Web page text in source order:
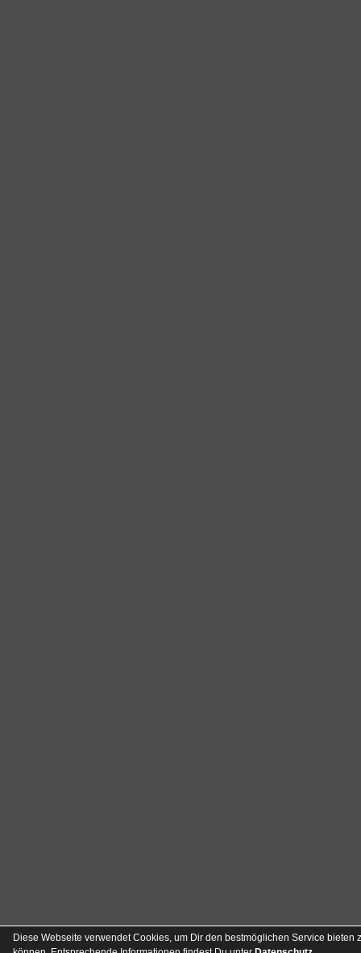
Diese Webseite verwendet Cookies, um Dir den bestmöglichen Service bieten